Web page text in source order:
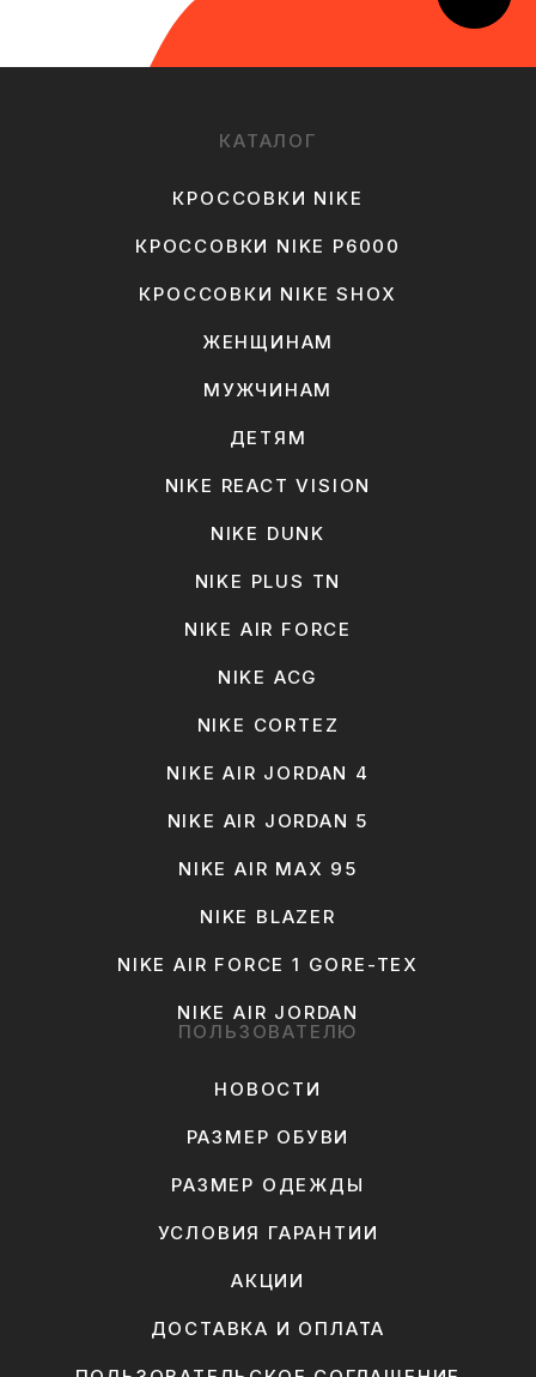
КАТАЛОГ
КРОССОВКИ NIKE
КРОССОВКИ NIKE P6000
КРОССОВКИ NIKE SHOX
ЖЕНЩИНАМ
МУЖЧИНАМ
ДЕТЯМ
NIKE REACT VISION
NIKE DUNK
NIKE PLUS TN
NIKE AIR FORCE
NIKE ACG
NIKE CORTEZ
NIKE AIR JORDAN 4
NIKE AIR JORDAN 5
NIKE AIR MAX 95
NIKE BLAZER
NIKE AIR FORCE 1 GORE-TEX
NIKE AIR JORDAN
ПОЛЬЗОВАТЕЛЮ
НОВОСТИ
РАЗМЕР ОБУВИ
РАЗМЕР ОДЕЖДЫ
УСЛОВИЯ ГАРАНТИИ
АКЦИИ
ДОСТАВКА И ОПЛАТА